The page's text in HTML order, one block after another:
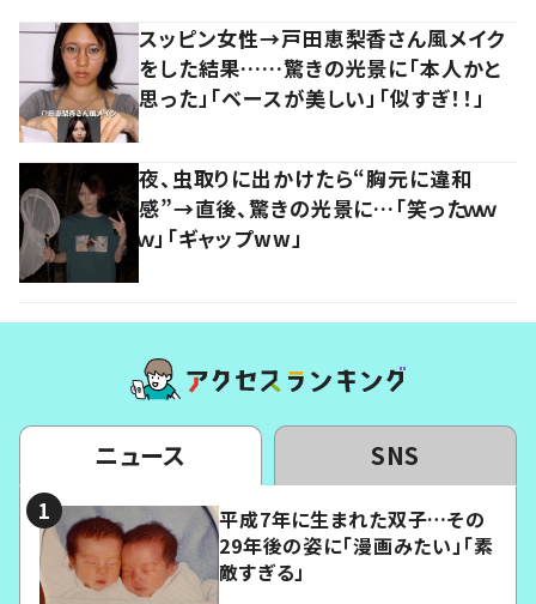
スッピン女性→戸田恵梨香さん風メイク
をした結果……驚きの光景に「本人かと
思った」「ベースが美しい」「似すぎ！！」
夜、虫取りに出かけたら“胸元に違和
感”→直後、驚きの光景に…「笑ったｗｗ
ｗ」「ギャップww」
ニュース SNS
平成7年に生まれた双子…その
29年後の姿に「漫画みたい」「素
敵すぎる」